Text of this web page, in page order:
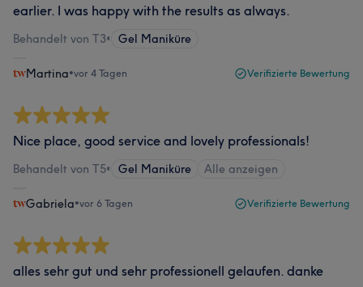
earlier. I was happy with the results as always.
Behandelt von T3• Gel Maniküre
Martina•vor 4 Tagen Verifizierte Bewertung
Nice place, good service and lovely professionals!
Behandelt von T5• Gel Maniküre Alle anzeigen
Gabriela•vor 6 Tagen Verifizierte Bewertung
alles sehr gut und sehr professionell gelaufen. danke